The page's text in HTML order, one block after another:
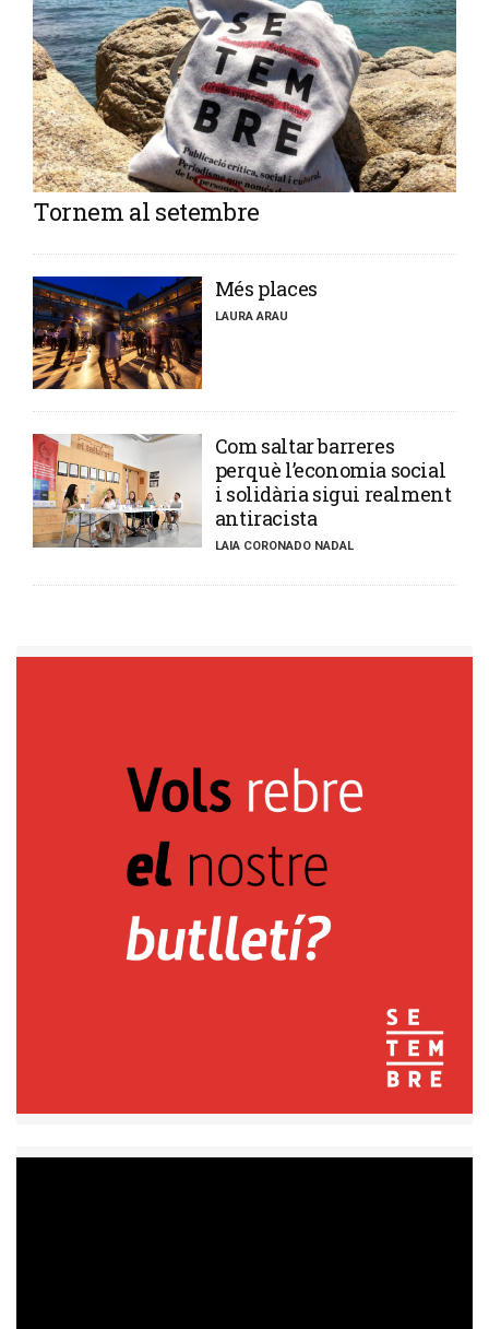
Tornem al setembre
​Més places
LAURA ARAU
​Com saltar barreres
perquè l’economia social
i solidària sigui realment
antiracista
LAIA CORONADO NADAL